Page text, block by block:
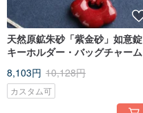
天然原鉱朱砂「紫金砂」如意錠
キーホルダー・バッグチャーム
8,103円 10,128円
カスタム可